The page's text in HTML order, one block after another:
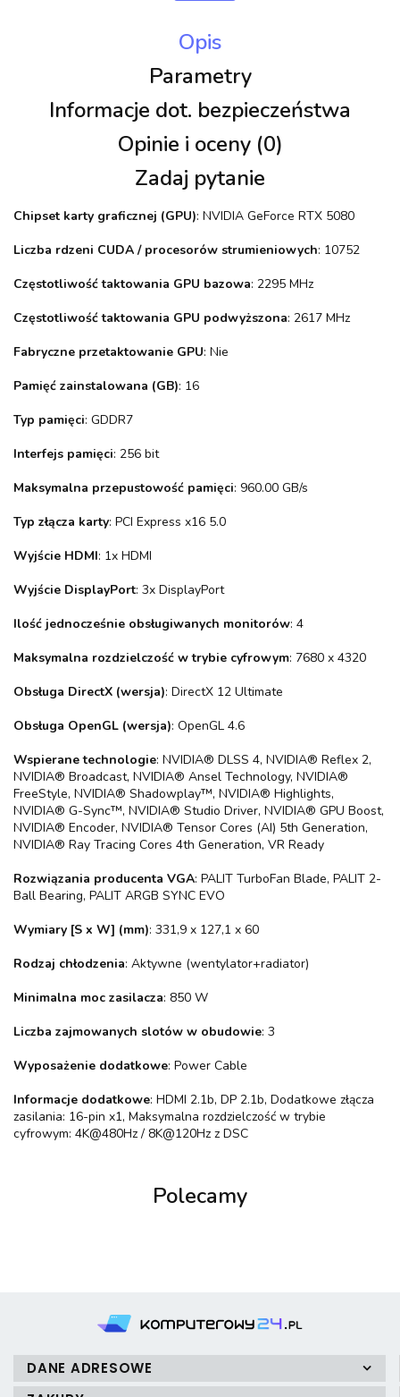
Opis
Parametry
Informacje dot. bezpieczeństwa
Opinie i oceny (0)
Zadaj pytanie
Chipset karty graficznej (GPU): NVIDIA GeForce RTX 5080
Liczba rdzeni CUDA / procesorów strumieniowych: 10752
Częstotliwość taktowania GPU bazowa: 2295 MHz
Częstotliwość taktowania GPU podwyższona: 2617 MHz
Fabryczne przetaktowanie GPU: Nie
Pamięć zainstalowana (GB): 16
Typ pamięci: GDDR7
Interfejs pamięci: 256 bit
Maksymalna przepustowość pamięci: 960.00 GB/s
Typ złącza karty: PCI Express x16 5.0
Wyjście HDMI: 1x HDMI
Wyjście DisplayPort: 3x DisplayPort
Ilość jednocześnie obsługiwanych monitorów: 4
Maksymalna rozdzielczość w trybie cyfrowym: 7680 x 4320
Obsługa DirectX (wersja): DirectX 12 Ultimate
Obsługa OpenGL (wersja): OpenGL 4.6
Wspierane technologie: NVIDIA® DLSS 4, NVIDIA® Reflex 2,
NVIDIA® Broadcast, NVIDIA® Ansel Technology, NVIDIA®
FreeStyle, NVIDIA® Shadowplay™, NVIDIA® Highlights,
NVIDIA® G-Sync™, NVIDIA® Studio Driver, NVIDIA® GPU Boost,
NVIDIA® Encoder, NVIDIA® Tensor Cores (AI) 5th Generation,
NVIDIA® Ray Tracing Cores 4th Generation, VR Ready
Rozwiązania producenta VGA: PALIT TurboFan Blade, PALIT 2-
Ball Bearing, PALIT ARGB SYNC EVO
Wymiary [S x W] (mm): 331,9 x 127,1 x 60
Rodzaj chłodzenia: Aktywne (wentylator+radiator)
Minimalna moc zasilacza: 850 W
Liczba zajmowanych slotów w obudowie: 3
Wyposażenie dodatkowe: Power Cable
Informacje dodatkowe: HDMI 2.1b, DP 2.1b, Dodatkowe złącza
zasilania: 16-pin x1, Maksymalna rozdzielczość w trybie
cyfrowym: 4K@480Hz / 8K@120Hz z DSC
Polecamy
DANE ADRESOWE